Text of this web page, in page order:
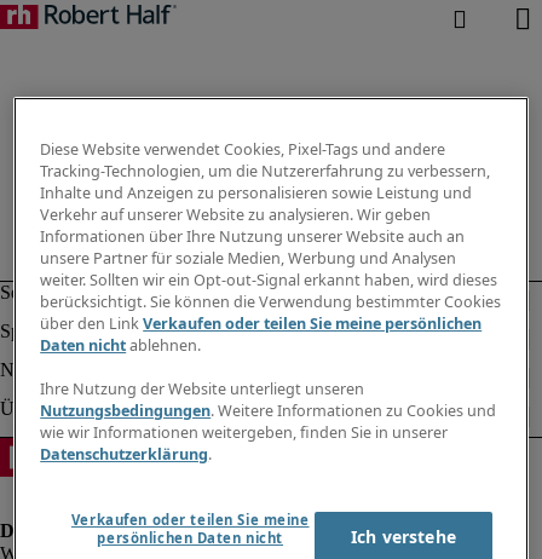
Diese Website verwendet Cookies, Pixel-Tags und andere
Tracking-Technologien, um die Nutzererfahrung zu verbessern,
Inhalte und Anzeigen zu personalisieren sowie Leistung und
Verkehr auf unserer Website zu analysieren. Wir geben
Informationen über Ihre Nutzung unserer Website auch an
unsere Partner für soziale Medien, Werbung und Analysen
weiter. Sollten wir ein Opt-out-Signal erkannt haben, wird dieses
berücksichtigt. Sie können die Verwendung bestimmter Cookies
über den LinkVerkaufen oder teilen Sie meine persönlichen
Daten nichtablehnen.
Ihre Nutzung der Website unterliegt unseren
Nutzungsbedingungen. Weitere Informationen zu Cookies und
wie wir Informationen weitergeben, finden Sie in unserer
Datenschutzerklärung.
Verkaufen oder teilen Sie meine
persönlichen Daten nicht
Ich verstehe